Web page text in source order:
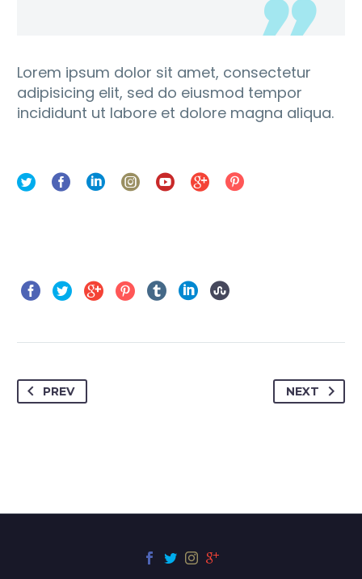
Lorem ipsum dolor sit amet, consectetur
adipisicing elit, sed do eiusmod tempor
incididunt ut labore et dolore magna aliqua.
PREV NEXT